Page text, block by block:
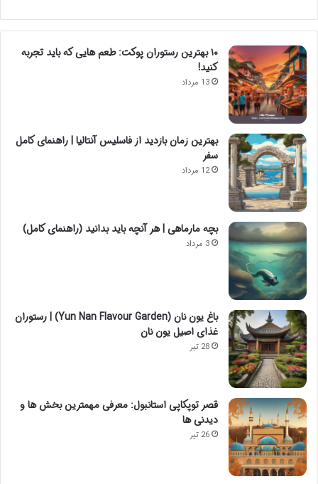
۱۰ بهترین رستوران پوکت: طعم هایی که باید تجربه
کنید!
13 مرداد
بهترین زمان بازدید از فاسلیس آنتالیا | راهنمای کامل
سفر
12 مرداد
بچه مارماهی | هر آنچه باید بدانید (راهنمای کامل)
3 مرداد
باغ یون نان (Yun Nan Flavour Garden) | رستوران
غذای اصیل یون نان
28 تیر
قصر توپکاپی استانبول: معرفی مهمترین بخش ها و
دیدنی ها
26 تیر